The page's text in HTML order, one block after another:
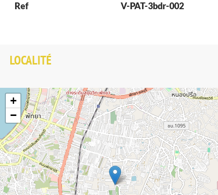
Ref V-PAT-3bdr-002
LOCALITÉ
+
−